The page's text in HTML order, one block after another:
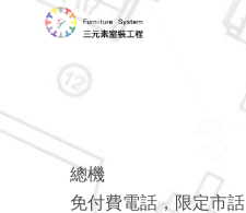
總機
免付費電話，限定市話